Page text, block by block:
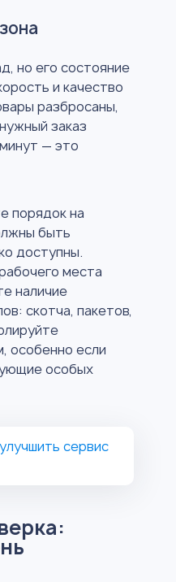
но его состояние
и качество
разбросаны,
заказ
— это
порядок на
быть
доступны.
места
наличие
скотча, пакетов,
особенно если
особых
сервис